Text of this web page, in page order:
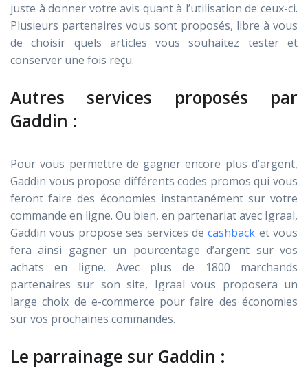
juste à donner votre avis quant à l’utilisation de ceux-ci.
Plusieurs partenaires vous sont proposés, libre à vous
de choisir quels articles vous souhaitez tester et
conserver une fois reçu.
Autres services proposés par
Gaddin :
Pour vous permettre de gagner encore plus d’argent,
Gaddin vous propose différents codes promos qui vous
feront faire des économies instantanément sur votre
commande en ligne. Ou bien, en partenariat avec Igraal,
Gaddin vous propose ses services decashback et vous
fera ainsi gagner un pourcentage d’argent sur vos
achats en ligne. Avec plus de 1800 marchands
partenaires sur son site, Igraal vous proposera un
large choix de e-commerce pour faire des économies
sur vos prochaines commandes.
Le parrainage sur Gaddin :